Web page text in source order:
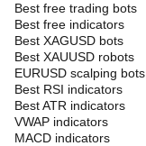
Best free trading bots
Best free indicators
Best XAGUSD bots
Best XAUUSD robots
EURUSD scalping bots
Best RSI indicators
Best ATR indicators
VWAP indicators
MACD indicators